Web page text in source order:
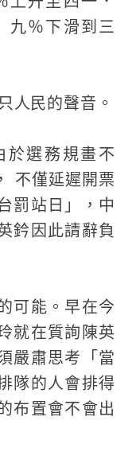
九％下滑到三
人民的聲音。
於選務規畫不
不僅延遲開票
罰站日」，中
鈐因此請辭負
可能。早在今
就在質詢陳英
嚴肅思考「當
隊的人會排得
布置會不會出